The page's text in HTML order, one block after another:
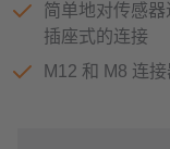
简单地对传感
插座式的连接
M12 和 M8 连接